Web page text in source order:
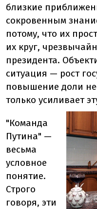
близкие
сокровенным
потому, что их
их круг,
президента.
ситуация — рост
повышение доли
только усиливает
"Команда
Путина" —
весьма
условное
понятие.
Строго
говоря, эти